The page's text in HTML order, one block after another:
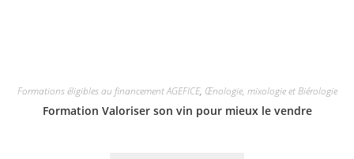
Formations éligibles au financement AGEFICE, Œnologie, mixologie et Biérologie
Formation Valoriser son vin pour mieux le vendre